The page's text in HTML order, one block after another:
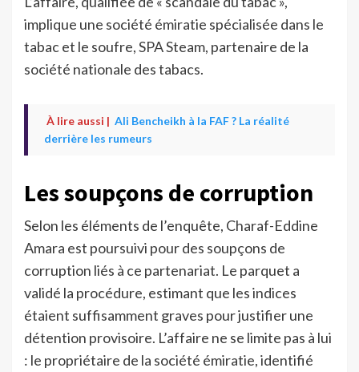
implique une société émiratie spécialisée dans le
tabac et le soufre, SPA Steam, partenaire de la
société nationale des tabacs.
À lire aussi | Ali Bencheikh à la FAF ? La réalité
derrière les rumeurs
Les soupçons de corruption
Selon les éléments de l’enquête, Charaf-Eddine
Amara est poursuivi pour des soupçons de
corruption liés à ce partenariat. Le parquet a
validé la procédure, estimant que les indices
étaient suffisamment graves pour justifier une
détention provisoire. L’affaire ne se limite pas à lui
: le propriétaire de la société émiratie, identifié